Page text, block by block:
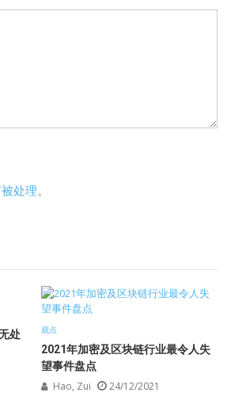
处理。
处
观点
2021年加密及区块链行业最令人失
望事件盘点
Hao, Zui 24/12/2021